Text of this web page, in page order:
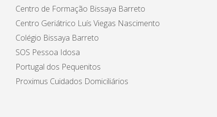
Centro de Formação Bissaya Barreto
Centro Geriátrico Luís Viegas Nascimento
Colégio Bissaya Barreto
SOS Pessoa Idosa
Portugal dos Pequenitos
Proximus Cuidados Domiciliários